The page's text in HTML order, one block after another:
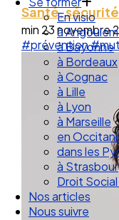
En visio
à
à Bayonne
à Bordeaux
à Cognac
à Lille
à Lyon
à Marseille
en
dans les
à
Droit Social
Nos articles
Nous suivre
Santé,
min 23 novembre
#prévention